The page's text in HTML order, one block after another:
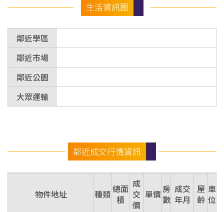
生活資訊圈
鄰近學區
鄰近市場
鄰近公園
大眾運輸
鄰近成交行情資訊
物件地址 種類總面
積
成
交
價
單價房
數
成交
年月
屋
齡
車
位